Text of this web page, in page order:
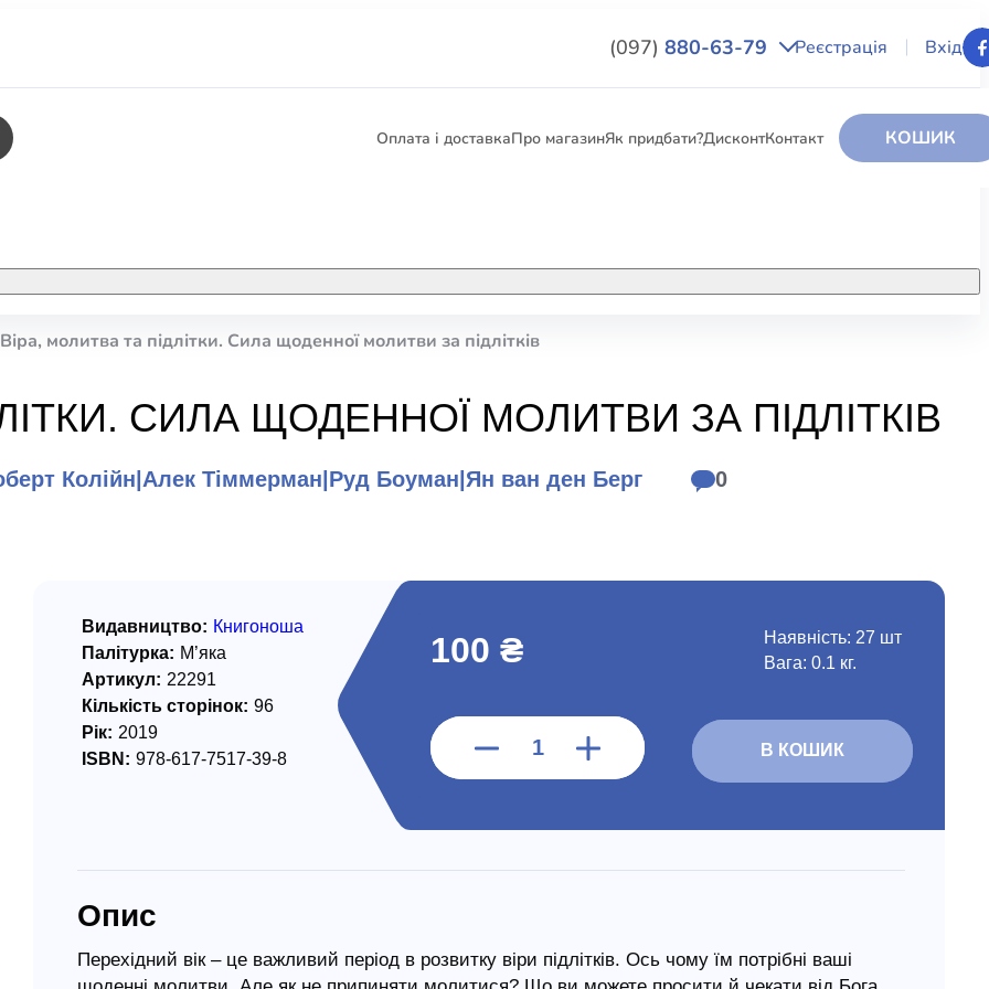
(097) 880-63-79 Реєстрація Вхід
Оплата і доставкаПро магазинЯк придбати?ДисконтКонтакт КОШИК
мовами
видання
традиції
Церкви
/ Харчування
ЕЛЕКТРОННІ КНИГИ
Віра, молитва та підлітки. Сила щоденної молитви за підлітків
СИЛА ЩОДЕННОЇ МОЛИТВИ ЗА ПІДЛІТКІВ
Колійн Алек Тіммерман Руд Боуман Ян ван ден Берг 0
100 ₴ Наявність: 27 шт
Вага: 0.1 кг.
В КОШИК
Видавництво: Книгоноша
Палітурка: М’яка
Артикул: 22291
Кількість сторінок: 96
Рік: 2019
ISBN: 978-617-7517-39-8
Опис
Перехідний вік – це важливий період в розвитку віри підлітків. Ось чому їм потрібні ваші